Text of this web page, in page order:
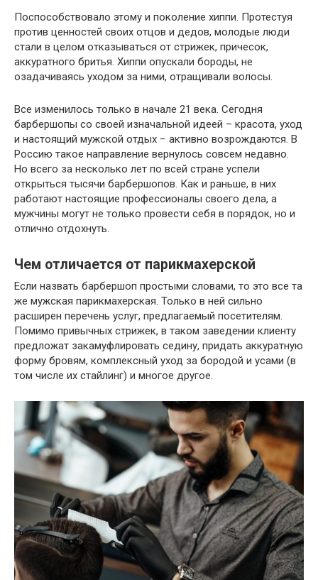
Поспособствовало этому и поколение хиппи. Протестуя
против ценностей своих отцов и дедов, молодые люди
стали в целом отказываться от стрижек, причесок,
аккуратного бритья. Хиппи опускали бороды, не
озадачиваясь уходом за ними, отращивали волосы.
Все изменилось только в начале 21 века. Сегодня
барбершопы со своей изначальной идеей – красота, уход
и настоящий мужской отдых − активно возрождаются. В
Россию такое направление вернулось совсем недавно.
Но всего за несколько лет по всей стране успели
открыться тысячи барбершопов. Как и раньше, в них
работают настоящие профессионалы своего дела, а
мужчины могут не только провести себя в порядок, но и
отлично отдохнуть.
Чем отличается от парикмахерской
Если назвать барбершоп простыми словами, то это все та
же мужская парикмахерская. Только в ней сильно
расширен перечень услуг, предлагаемый посетителям.
Помимо привычных стрижек, в таком заведении клиенту
предложат закамуфлировать седину, придать аккуратную
форму бровям, комплексный уход за бородой и усами (в
том числе их стайлинг) и многое другое.